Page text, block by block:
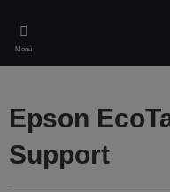
main
content
Menú
Epson
Support